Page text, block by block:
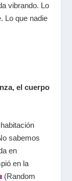
vibrando. Lo
Lo que nadie
el cuerpo
sabemos
en
en la
(Random